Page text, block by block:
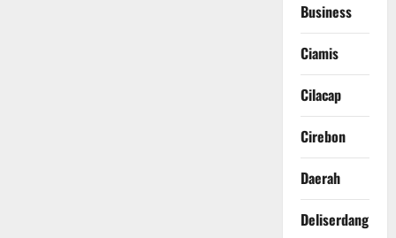
Business
Ciamis
Cilacap
Cirebon
Daerah
Deliserdang